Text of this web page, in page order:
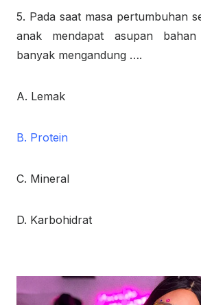
5. Pada saat masa pertumbuhan
anak mendapat asupan
banyak mengandung ….
A. Lemak
B. Protein
C. Mineral
D. Karbohidrat